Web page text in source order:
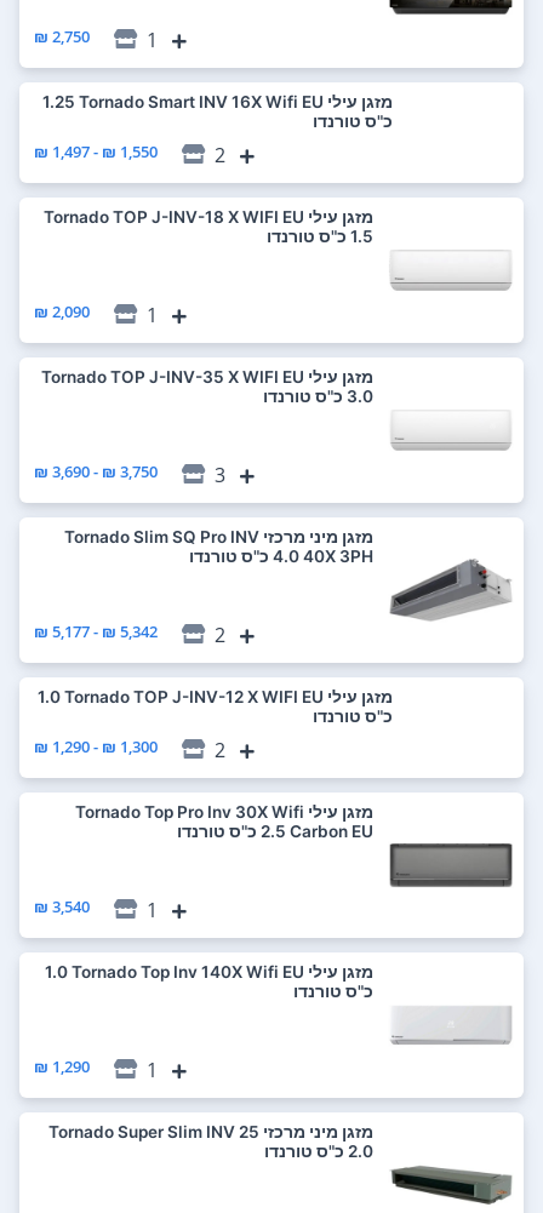
1
2,750 ₪
‏מזגן עילי Tornado Smart INV 16X Wifi EU ‏1.25
‏כ"ס טורנדו
2
1,550 ₪ - 1,497 ₪
‏מזגן עילי Tornado TOP J-INV-18 X WIFI EU
1
2,090 ₪
‏מזגן עילי Tornado TOP J-INV-35 X WIFI EU
3
3,750 ₪ - 3,690 ₪
‏מזגן מיני מרכזי Tornado Slim SQ Pro INV
40X 3PH ‏4.0 ‏כ"ס טורנדו
2
5,342 ₪ - 5,177 ₪
‏מזגן עילי Tornado TOP J-INV-12 X WIFI EU ‏1.0
‏כ"ס טורנדו
2
1,300 ₪ - 1,290 ₪
‏מזגן עילי Tornado Top Pro Inv 30X Wifi
Carbon EU ‏2.5 ‏כ"ס טורנדו
1
3,540 ₪
‏מזגן עילי Tornado Top Inv 140X Wifi EU ‏1.0
‏כ"ס טורנדו
1
1,290 ₪
‏מזגן מיני מרכזי Tornado Super Slim INV 25